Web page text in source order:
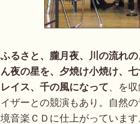
ふるさと、朧月夜、川の流れ
ん夜の星を、夕焼け小焼け、
レイス、千の風になって、を
イザーとの競演もあり。自然
境音楽ＣＤに仕上がっています